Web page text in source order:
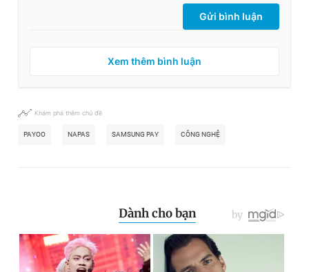
Gửi bình luận
Xem thêm bình luận
Khám phá thêm chủ đề
PAYOO NAPAS SAMSUNG PAY CÔNG NGHỆ